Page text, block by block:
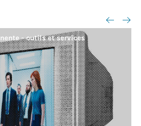
<-- -->
- outils et services